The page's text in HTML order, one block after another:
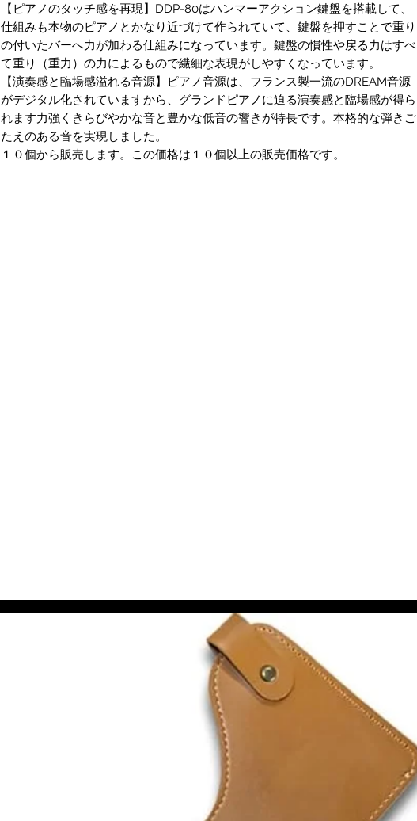
【ピアノのタッチ感を再現】DDP-80はハンマーアクション鍵盤を搭載して、
仕組みも本物のピアノとかなり近づけて作られていて、鍵盤を押すことで重り
の付いたバーへ力が加わる仕組みになっています。鍵盤の慣性や戻る力はすべ
て重り（重力）の力によるもので繊細な表現がしやすくなっています。
【演奏感と臨場感溢れる音源】ピアノ音源は、フランス製一流のDREAM音源
がデジタル化されていますから、グランドピアノに迫る演奏感と臨場感が得ら
れます力強くきらびやかな音と豊かな低音の響きが特長です。本格的な弾きご
たえのある音を実現しました。
１０個から販売します。この価格は１０個以上の販売価格です。